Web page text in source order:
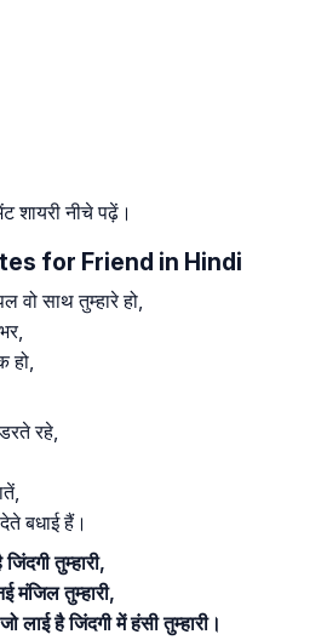
शायरी नीचे पढ़ें।
for Friend in Hindi
वो साथ तुम्हारे हो,
हो,
रहे,
बधाई हैं।
तुम्हारी,
मंजिल तुम्हारी,
है जिंदगी में हंसी तुम्हारी।